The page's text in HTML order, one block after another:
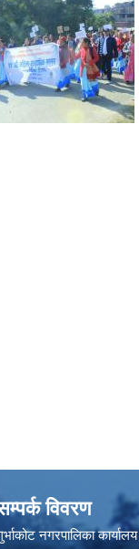
विवरण
नगरपालिका कार्यालय